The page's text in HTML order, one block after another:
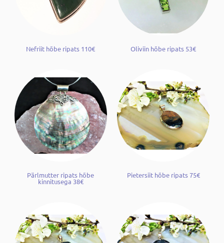
Nefriit hõbe ripats 110€ Oliviin hõbe ripats 53€
Pärlmutter ripats hõbe
kinnitusega 38€
Pietersiit hõbe ripats 75€